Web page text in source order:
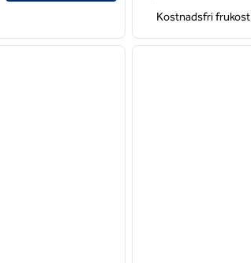
Kostnadsfri frukost
nästa bild1 av 12